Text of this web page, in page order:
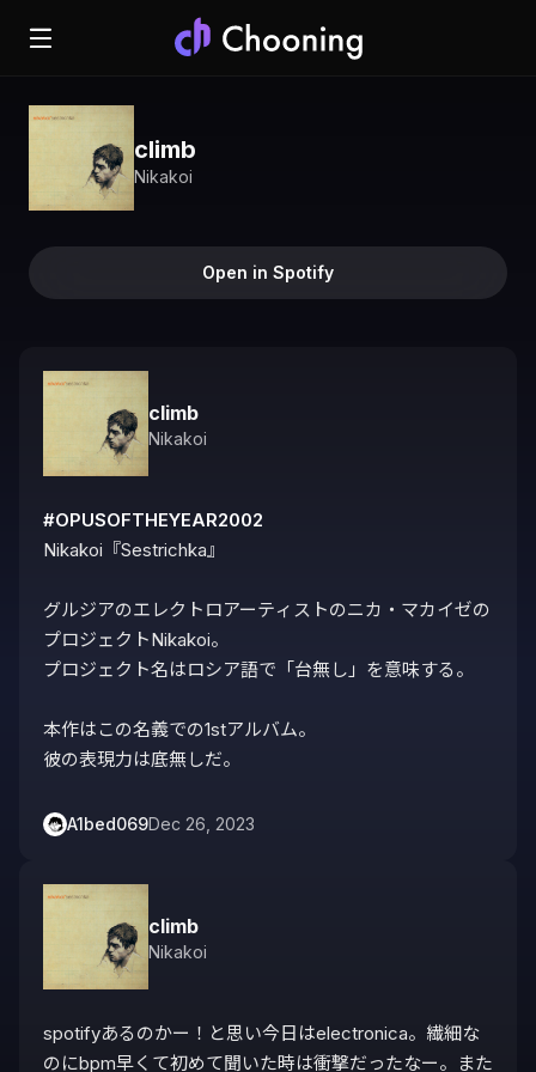
climb
Nikakoi
Open in Spotify
climb
Nikakoi
#OPUSOFTHEYEAR2002
Nikakoi『Sestrichka』
グルジアのエレクトロアーティストのニカ・マカイゼの
プロジェクトNikakoi。
プロジェクト名はロシア語で「台無し」を意味する。
本作はこの名義での1stアルバム。
彼の表現力は底無しだ。
A1bed069Dec 26, 2023
climb
Nikakoi
spotifyあるのかー！と思い今日はelectronica。繊細な
のにbpm早くて初めて聞いた時は衝撃だったなー。また